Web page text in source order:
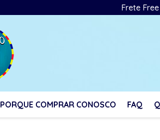
Frete
PORQUE COMPRAR CONOSCO FAQ